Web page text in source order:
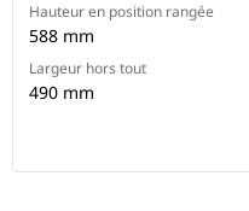
Hauteur en position rangée
588 mm
Largeur hors tout
490 mm